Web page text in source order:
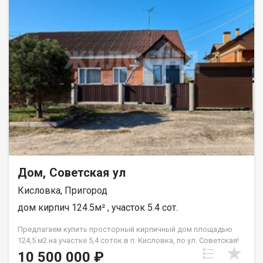
Отопление: Газовый котел мощностью 18 кВт, автоматически
регулирующий подачу тепла. Земельный участок: - Площадь:
17 соток. - На участке имеется хозяйственная постройка для
хранения инвентаря. - Участок разработан и ухожен.
Инфраструктура: - В шаговой доступности остановка
общественного транспорта. - Школа в 5 минутах ходьбы. Этот
дом идеальное сочетание комфорта и удобства. Звоните для
получения дополнительной информации и организации
просмотра! Звоните , любой вид расчета . Персональное
юридическое сопровождение . При звонке, пожалуйста,
сообщите номер варианта - JV008070100958
Дом, Советская ул
Кисловка, Пригород
дом кирпич 124.5м² , участок 5.4 сот.
Предлагаем купить просторный кирпичный дом площадью
124,5 м2 на участке 5,4 соток в п. Кисловка, по ул. Советская!
Этот дом идеально подходит для большой семьи! - Первый
10 500 000 ₽